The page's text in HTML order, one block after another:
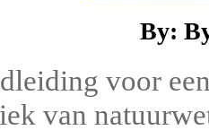
By:
voor
van